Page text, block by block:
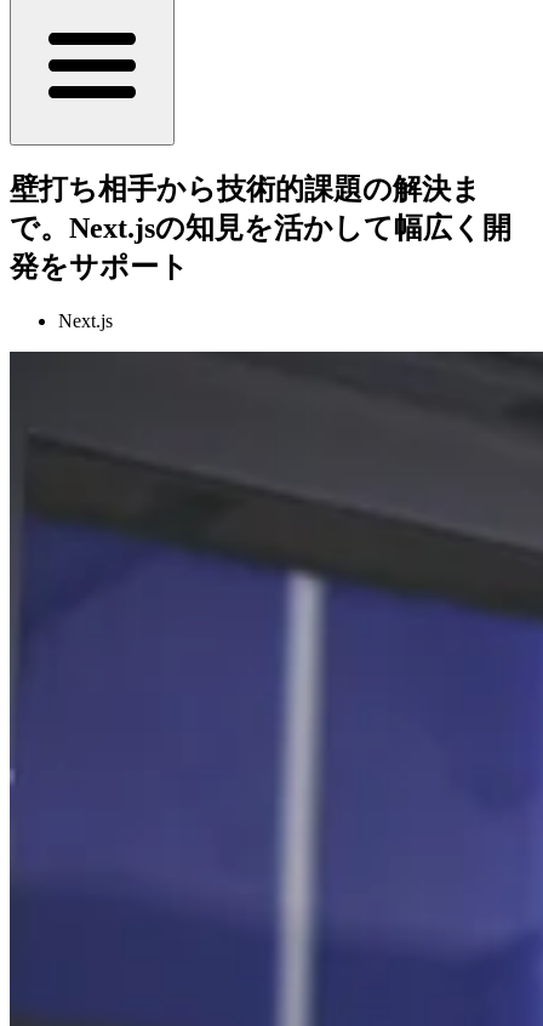
壁打ち相手から技術的課題の解決ま
で。Next.jsの知見を活かして幅広く開
発をサポート
Next.js